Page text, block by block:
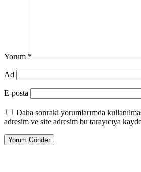
Yorum *
Ad
E-posta
Daha sonraki yorumlarımda
adresim ve site adresim bu tarayıcıya